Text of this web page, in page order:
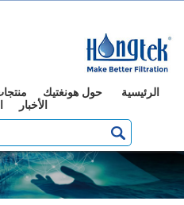
الرئيسية حول هونغتيك
الأخبار